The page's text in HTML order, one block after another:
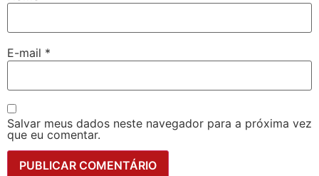
E-mail *
Salvar meus dados neste navegador para a próxima vez
que eu comentar.